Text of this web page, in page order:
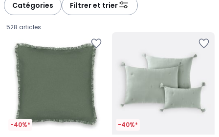
Catégories Filtrer et trier
528 articles
-40%* -40%*